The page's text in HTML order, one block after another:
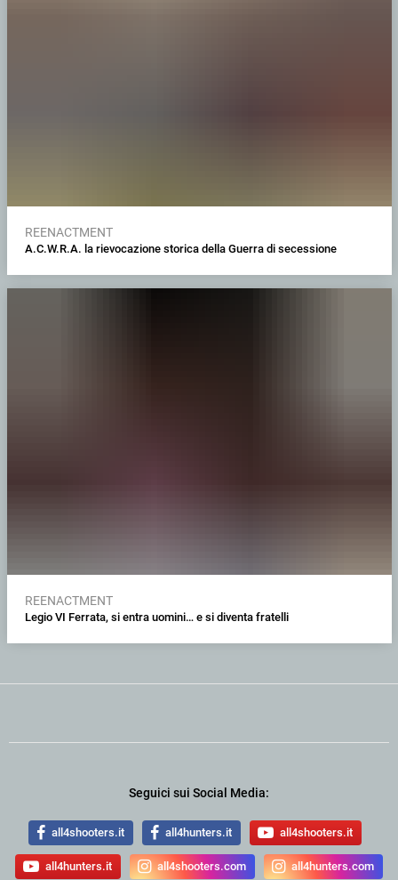
REENACTMENT
A.C.W.R.A. la rievocazione storica della Guerra di secessione
REENACTMENT
Legio VI Ferrata, si entra uomini… e si diventa fratelli
Seguici sui Social Media:
all4shooters.it all4hunters.it all4shooters.it
all4hunters.it all4shooters.com all4hunters.com